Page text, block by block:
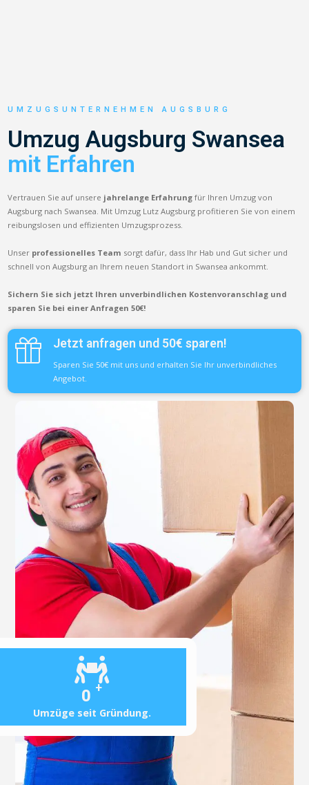
0 +
Umzüge seit Gründung.
UMZUGSUNTERNEHMEN AUGSBURG
Umzug Augsburg Swansea
mit Erfahren
Vertrauen Sie auf unsere jahrelange Erfahrung für Ihren Umzug von
Augsburg nach Swansea. Mit Umzug Lutz Augsburg profitieren Sie von einem
reibungslosen und effizienten Umzugsprozess.
Unser professionelles Team sorgt dafür, dass Ihr Hab und Gut sicher und
schnell von Augsburg an Ihrem neuen Standort in Swansea ankommt.
Sichern Sie sich jetzt Ihren unverbindlichen Kostenvoranschlag und
sparen Sie bei einer Anfragen 50€!
Jetzt anfragen und 50€ sparen!
Sparen Sie 50€ mit uns und erhalten Sie Ihr unverbindliches
Angebot.